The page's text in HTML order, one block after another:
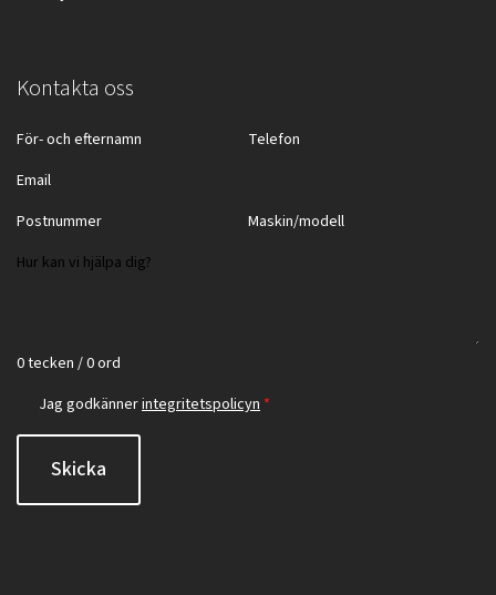
Kontakta oss
0 tecken / 0 ord
Jag godkännerintegritetspolicyn *
Skicka